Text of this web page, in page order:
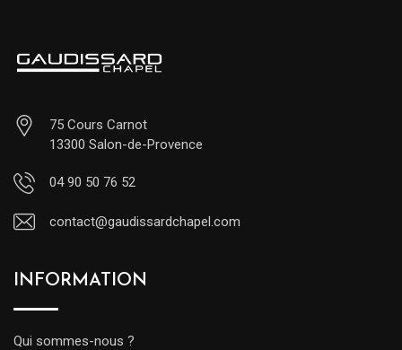
75 Cours Carnot
13300 Salon-de-Provence
04 90 50 76 52
contact@gaudissardchapel.com
INFORMATION
Qui sommes-nous ?